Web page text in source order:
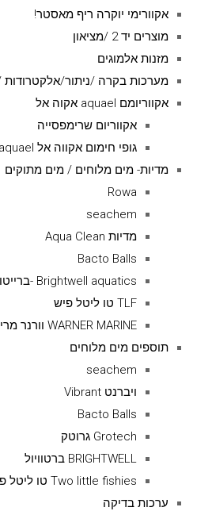
אקוורימי יוקרה ריף מאסטר!
מוצרים יד 2 /מציאון
מזנות אלמוגים
מערכות בקרה /ניתור/אלקטרודות
אקווריומם aquael אקוה אל
אקווריום שרימפסייה
גופי חימום אקווה אל aquael
מדיות- מים מלוחים / מים מתוקים
Rowa
seachem
מדיות Aqua Clean
Bacto Balls
Brightwell aquatics -ברייטוול אקווטיקס
TLF טו ליטל פיש
WARNER MARINE וורנר מרין
תוספים מים מלוחים
seachem
ויברנט Vibrant
Bacto Balls
Grotech גרוטק
BRIGHTWELL ברטוויול
Two little fishies טו ליטל פיש
ערכות בדיקה